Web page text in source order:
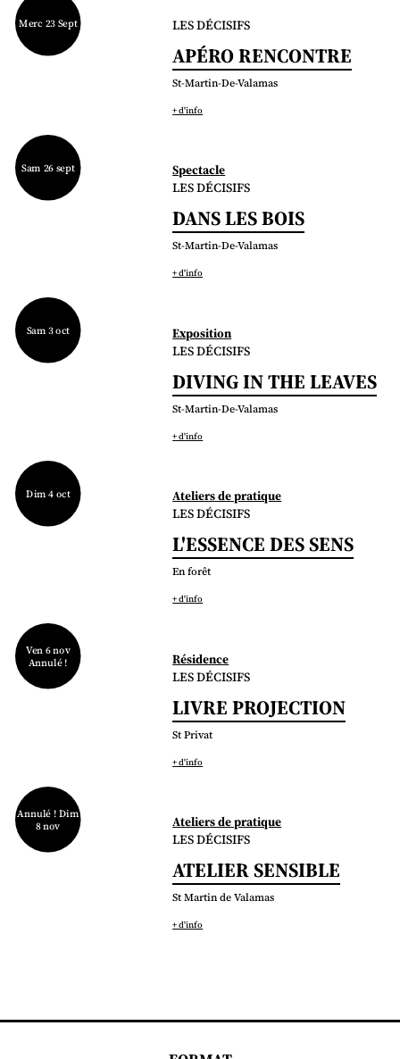
Merc 23 Sept LES DÉCISIFS
APÉRO RENCONTRE
St-Martin-De-Valamas
+ d'info
Spectacle
Sam 26 sept
LES DÉCISIFS
DANS LES BOIS
St-Martin-De-Valamas
+ d'info
Exposition
Sam 3 oct
LES DÉCISIFS
DIVING IN THE LEAVES
St-Martin-De-Valamas
+ d'info
Ateliers de pratique
Dim 4 oct
LES DÉCISIFS
L'ESSENCE DES SENS
En forêt
+ d'info
Résidence
Ven 6 nov
Annulé !
LES DÉCISIFS
LIVRE PROJECTION
St Privat
+ d'info
Ateliers de pratique
Annulé ! Dim
8 nov
LES DÉCISIFS
ATELIER SENSIBLE
St Martin de Valamas
+ d'info